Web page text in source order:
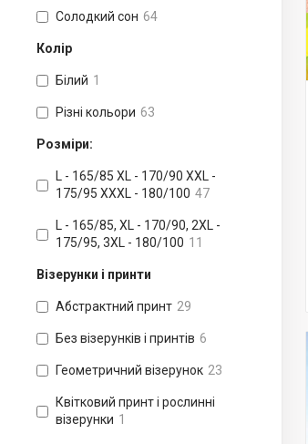
Солодкий сон 64
Колір
Білий 1
Різні кольори 63
Розміри:
L - 165/85 XL - 170/90 XXL -
175/95 XXXL - 180/100 47
L - 165/85, XL - 170/90, 2XL -
175/95, 3XL - 180/100 11
Візерунки і принти
Абстрактний принт 29
Без візерунків і принтів 6
Геометричний візерунок 23
Квітковий принт і рослинні
візерунки 1